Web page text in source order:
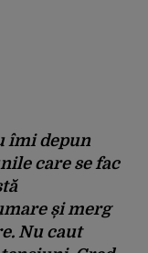
îmi depun
care se fac
și merg
Nu caut